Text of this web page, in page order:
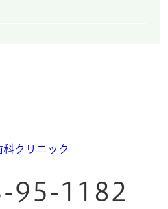
95-1182